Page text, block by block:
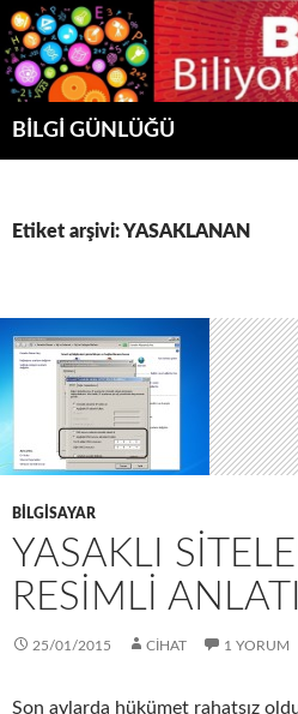
BİLGİ GÜNLÜĞÜ
Ara
Etiket arşivi: YASAKLANAN
BILGISAYAR
YASAKLI
RESIMLI
25/01/2015 CIHAT 1 YORUM
Son aylarda hükümet rahatsız